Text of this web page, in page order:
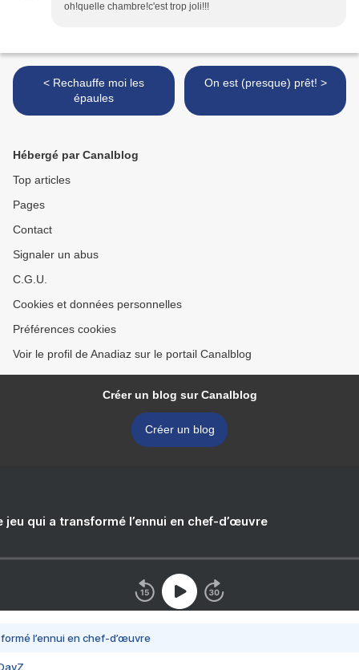
oh!quelle chambre!c'est trop joli!!!
< Rechauffe moi les
épaules
On est (presque) prêt! >
Hébergé par Canalblog
Top articles
Pages
Contact
Signaler un abus
C.G.U.
Cookies et données personnelles
Préférences cookies
Voir le profil de Anadiaz sur le portail Canalblog
Créer un blog sur Canalblog
Créer un blog
jeu qui a transformé l’ennui en chef-d’œuvre
l’ennui en chef-d’œuvre